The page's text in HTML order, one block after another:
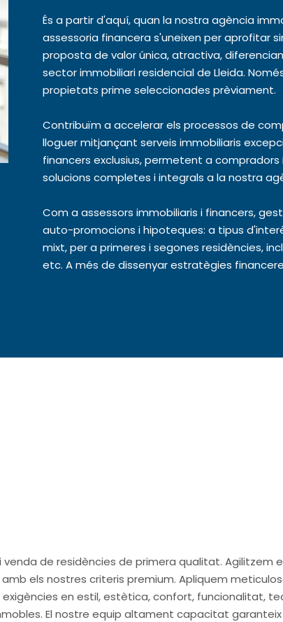
És a partir d'aquí, quan la nostra agència
assessoria financera s'uneixen per aprofitar
proposta de valor única, atractiva,
sector immobiliari residencial de Lleida.
propietats prime seleccionades prèviament.
Contribuïm a accelerar els processos de
lloguer mitjançant serveis immobiliaris
financers exclusius, permetent a compradors
solucions completes i integrals a la nostra
Com a assessors immobiliaris i financers,
auto-promocions i hipoteques: a tipus
mixt, per a primeres i segones residències,
etc. A més de dissenyar estratègies
de residències de primera qualitat. Agilitzem
els nostres criteris premium. Apliquem
en estil, estètica, confort, funcionalitat,
El nostre equip altament capacitat